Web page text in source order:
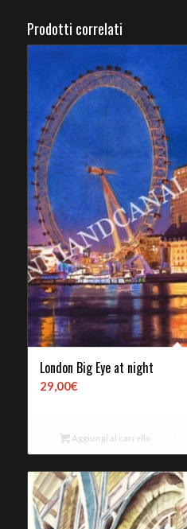
Prodotti correlati
London Big Eye at night
29,00€
Aggiungi al carrello